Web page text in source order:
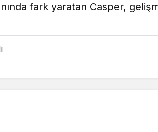
fark yaratan Casper,